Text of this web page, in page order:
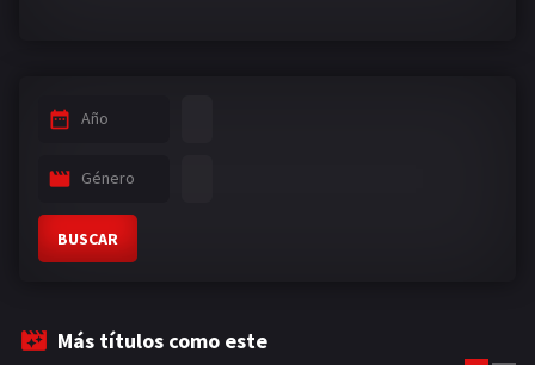
Año
Género
BUSCAR
Más títulos como este